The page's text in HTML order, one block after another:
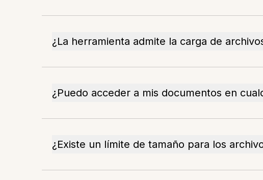
¿La herramienta admite la carga de
¿Puedo acceder a mis documentos en
¿Existe un límite de tamaño para los